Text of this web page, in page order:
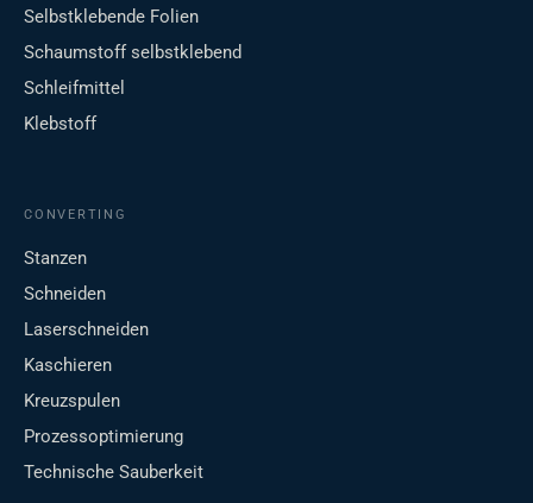
Selbstklebende Folien
Schaumstoff selbstklebend
Schleifmittel
Klebstoff
CONVERTING
Stanzen
Schneiden
Laserschneiden
Kaschieren
Kreuzspulen
Prozessoptimierung
Technische Sauberkeit